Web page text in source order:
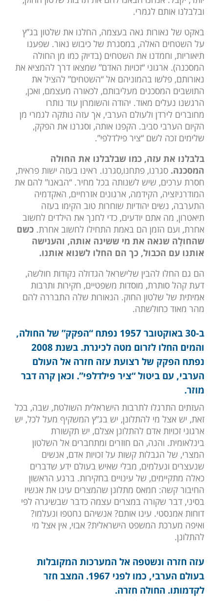
ובלבלנו אותם לגמרי.
באקט של נאורות גאה בעצמה, החלנו את שלטון בג”ץ
על השטחים האלה, במסגרת של כיבוש נאור. שפענו
תיאוריות, וחמדנו את השטחים (בדיוק כמו מן החולה
המסכנה). ארגוני “זכויות האדם” שמצאו דרך להמציא את
נאורותם, פלשו בהמוניהם אל “השטחים” להציל את
התושבים המסכנים מעליבותם, לכאורה מעצמם, ואכן,
הרגשנו נעלים מאוד. יהודה והשומרון עוד נותרו
מחוברים לירדן ולעולם הערבי, אך עזה נותקה לגמרי מן
הקיום הערבי סביב. הקפנו אותה, וסגרנו את הפקק,
שלימים זכה לשם “ציר פילדלפי”.
בלבלנו את עזה, כמו שבלבלנו את החולה
המסכנה. סגרנו, פתחנו,סגרנו. ראינו בעזה ישות פראית,
חסרת ערכים, שיש לשנותה בכל מחיר. “הבאנו” להם את
המודרניזציה, הקידמה, ארגונים אזרחיים, האקדמיה
התערבה, נשים יהודיות שוחרות טוב הקימו בעזה
תיאטרון, מה אתם יודעים, כדי לחנך את הילדים לחשוב
אחרת, ועם הזמן הם באמת התחילו לחשוב אחרת. כשם
שהחולָה שנאה את מי ששינה אותה, והענישה
אותנו עם הכבול, כך הם החלו לשנוא אותנו.
הם גם החלו להבין שלישראל הגדולה נקודות חולשה,
דעת קהל סותרת, מוסדות משפטיים, חקירות ותרבות
אמיתית של שלטון החוק. הנאורות שלה התבררה להם
מהר מאוד כחולשתה.
ב-30 באוקטובר 1957 נפתח “הפקק” של החולה,
והמים החלו לזרום מטה לכינרת. בשנת 2008
נפתח הפקק של רצועת עזה חזרה אל העולם
הערבי, עם ביטול “ציר פילדלפי”. וכאן קרה דבר
מוזר.
העזתים התרגלו לתרבות הישראלית השולטת, שבה, בכל
זאת, יש אצל מי להתלונן, יש בג”ץ המשקיף מעל לכל, יש
ארגוני זכויות אדם להתלונן אצלם, יש תקשורת
בינלאומית. והנה, הם חוזרים ומתחברים אל השלטון
המצרי, של הגבלות קשות על זכויות אדם, אנשים
שנעצרים ונעלמים, מבלי שאיש בעולם ידע שדברים
כאלה מתקיימים, של עינויים בחקירות. ברגע הראשון
החיבור קשה: חמאס מתלונן שהמצרים עינו את אנשיו
בסיני, דבר שקורה במצרים עצמה כדבר שבשיגרה לפי
דוחות אמנסטי. עינו אותם? אנשיהם נחטפו ונעלמו?
ואיפה מערכת המשפט הישראלית? אבוי, אין אצל מי
להתלונן.
עזה חזרה ונשטפה אל המערכות המקובלות
בעולם הערבי, כמו לפני 1967. המצב חזר
לקדמותו. החולה חזרה.